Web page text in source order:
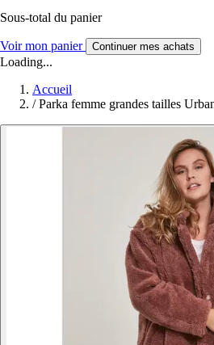
Sous-total du panier
Voir mon panier Continuer mes achats
Loading...
Accueil
/ Parka femme grandes tailles